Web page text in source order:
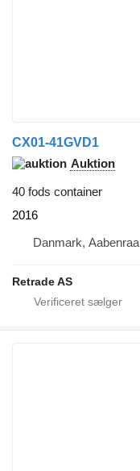
CX01-41GVD1
Auktion
40 fods container
2016
Danmark, Aabenraa
Retrade AS